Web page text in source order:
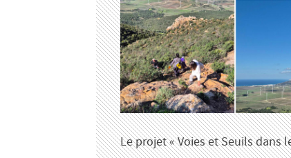
Le projet « Voies et Seuils dans